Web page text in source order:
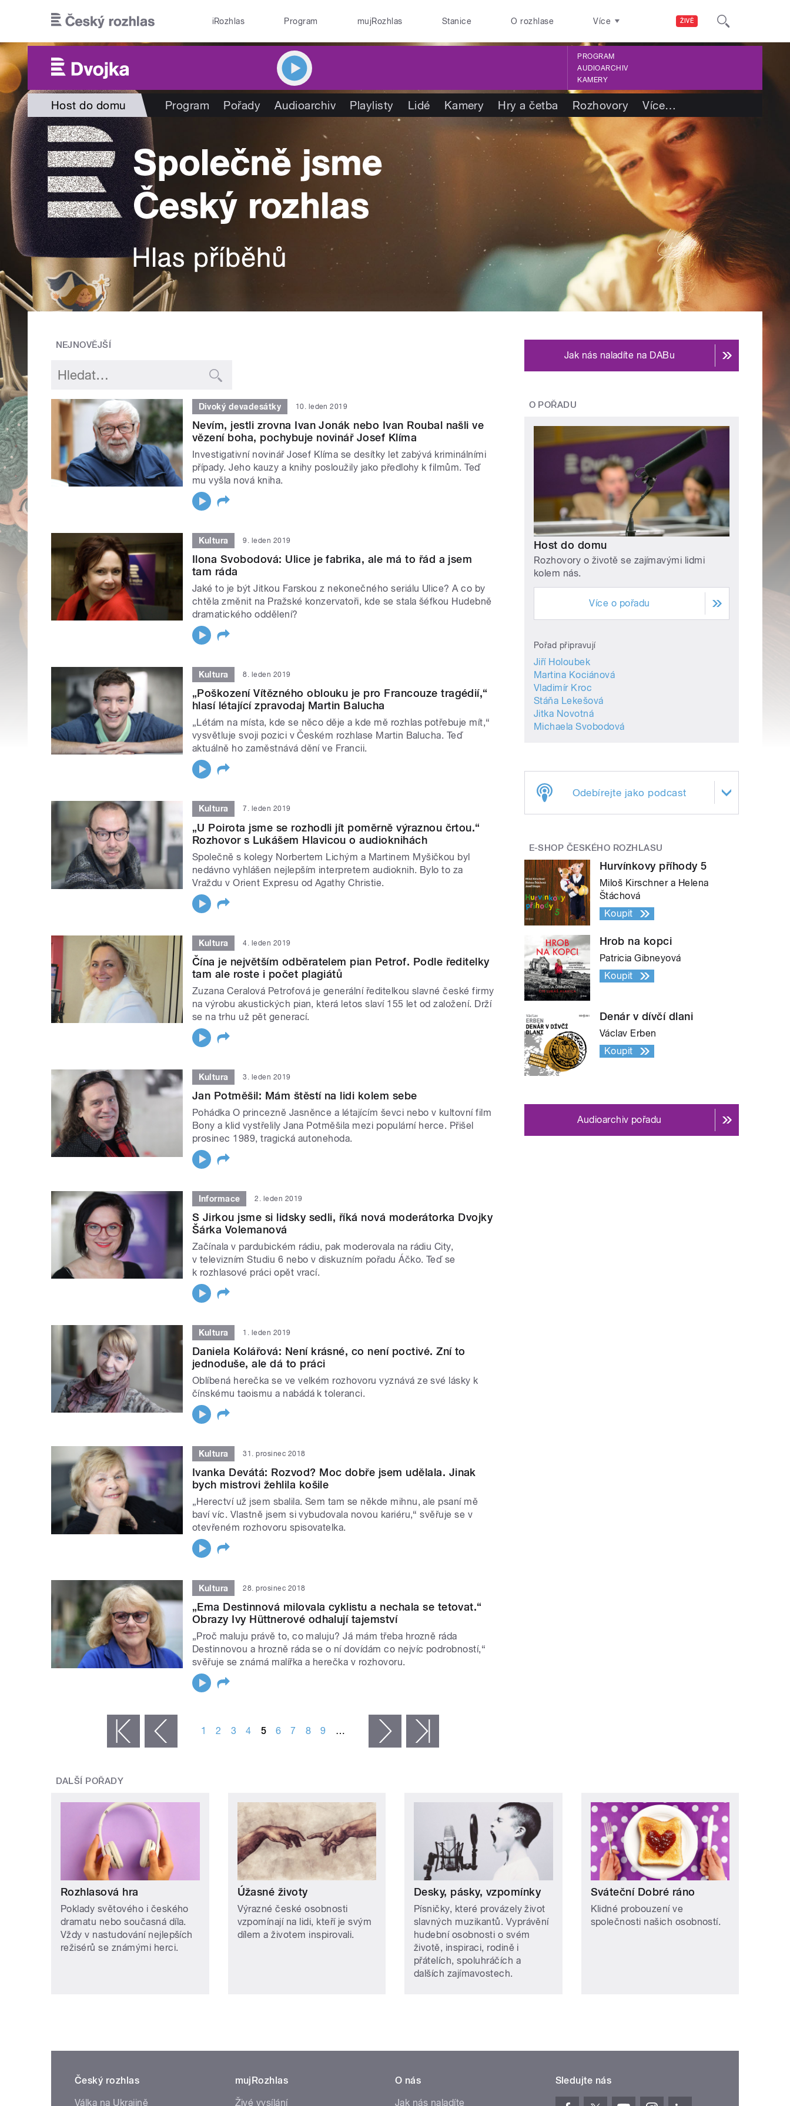
ŽIVĚ
iRozhlas Program mujRozhlas Stanice O rozhlase Více
PROGRAM
AUDIOARCHIV
KAMERY
Host do domu Program Pořady Audioarchiv Playlisty Lidé Kamery Hry a četba Rozhovory Více…
NEJNOVĚJŠÍ
Divoký devadesátky 10. leden 2019
Nevím, jestli zrovna Ivan Jonák nebo Ivan Roubal našli ve
vězení boha, pochybuje novinář Josef Klíma
Investigativní novinář Josef Klíma se desítky let zabývá kriminálními
případy. Jeho kauzy a knihy posloužily jako předlohy k filmům. Teď
mu vyšla nová kniha.
Kultura 9. leden 2019
Ilona Svobodová: Ulice je fabrika, ale má to řád a jsem
tam ráda
Jaké to je být Jitkou Farskou z nekonečného seriálu Ulice? A co by
chtěla změnit na Pražské konzervatoři, kde se stala šéfkou Hudebně
dramatického oddělení?
Kultura 8. leden 2019
„Poškození Vítězného oblouku je pro Francouze tragédií,“
hlasí létající zpravodaj Martin Balucha
„Létám na místa, kde se něco děje a kde mě rozhlas potřebuje mít,“
vysvětluje svoji pozici v Českém rozhlase Martin Balucha. Teď
aktuálně ho zaměstnává dění ve Francii.
Kultura 7. leden 2019
„U Poirota jsme se rozhodli jít poměrně výraznou črtou.“
Rozhovor s Lukášem Hlavicou o audioknihách
Společně s kolegy Norbertem Lichým a Martinem Myšičkou byl
nedávno vyhlášen nejlepším interpretem audioknih. Bylo to za
Vraždu v Orient Expresu od Agathy Christie.
Kultura 4. leden 2019
Čína je největším odběratelem pian Petrof. Podle ředitelky
tam ale roste i počet plagiátů
Zuzana Ceralová Petrofová je generální ředitelkou slavné české firmy
na výrobu akustických pian, která letos slaví 155 let od založení. Drží
se na trhu už pět generací.
Kultura 3. leden 2019
Jan Potměšil: Mám štěstí na lidi kolem sebe
Pohádka O princezně Jasněnce a létajícím ševci nebo v kultovní film
Bony a klid vystřelily Jana Potměšila mezi populární herce. Přišel
prosinec 1989, tragická autonehoda.
Informace 2. leden 2019
S Jirkou jsme si lidsky sedli, říká nová moderátorka Dvojky
Šárka Volemanová
Začínala v pardubickém rádiu, pak moderovala na rádiu City,
v televizním Studiu 6 nebo v diskuzním pořadu Áčko. Teď se
k rozhlasové práci opět vrací.
Kultura 1. leden 2019
Daniela Kolářová: Není krásné, co není poctivé. Zní to
jednoduše, ale dá to práci
Oblíbená herečka se ve velkém rozhovoru vyznává ze své lásky k
čínskému taoismu a nabádá k toleranci.
Kultura 31. prosinec 2018
Ivanka Devátá: Rozvod? Moc dobře jsem udělala. Jinak
bych mistrovi žehlila košile
„Herectví už jsem sbalila. Sem tam se někde mihnu, ale psaní mě
baví víc. Vlastně jsem si vybudovala novou kariéru,“ svěřuje se v
otevřeném rozhovoru spisovatelka.
Kultura 28. prosinec 2018
„Ema Destinnová milovala cyklistu a nechala se tetovat.“
Obrazy Ivy Hüttnerové odhalují tajemství
„Proč maluju právě to, co maluju? Já mám třeba hrozně ráda
Destinnovou a hrozně ráda se o ní dovídám co nejvíc podrobností,“
svěřuje se známá malířka a herečka v rozhovoru.
‹ předchozí 1 2 3 4 5 6 7 8 9 … následující ›
Jak nás naladíte na DABu
O POŘADU
Host do domu
Rozhovory o životě se zajímavými lidmi
kolem nás.
Více o pořadu
Pořad připravují
Jiří Holoubek
Martina Kociánová
Vladimír Kroc
Stáňa Lekešová
Jitka Novotná
Michaela Svobodová
Odebírejte jako podcast
E-SHOP ČESKÉHO ROZHLASU
Hurvínkovy příhody 5
Miloš Kirschner a Helena
Štáchová
Koupit
Hrob na kopci
Patricia Gibneyová
Koupit
Denár v dívčí dlani
Václav Erben
Koupit
Audioarchiv pořadu
DALŠÍ POŘADY
Rozhlasová hra
Poklady světového i českého
dramatu nebo současná díla.
Vždy v nastudování nejlepších
režisérů se známými herci.
Úžasné životy
Výrazné české osobnosti
vzpomínají na lidi, kteří je svým
dílem a životem inspirovali.
Desky, pásky, vzpomínky
Písničky, které provázely život
slavných muzikantů. Vyprávění
hudební osobnosti o svém
životě, inspiraci, rodině i
přátelích, spoluhráčích a
dalších zajímavostech.
Sváteční Dobré ráno
Klidné probouzení ve
společnosti našich osobností.
Český rozhlas
Válka na Ukrajině
mujRozhlas
Živé vysílání
O nás
Jak nás naladíte
Sledujte nás